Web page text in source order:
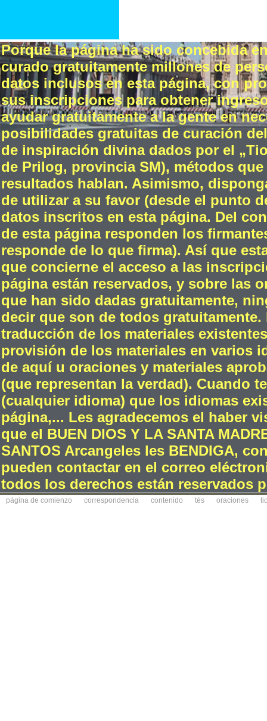
Porque la página ha sido concebida
curado gratuitamente millones de
datos inclusos en esta página, con
sus inscripciones para obtener
ayudar gratuitamente a la gente en
posibilidades gratuitas de curación
de inspiración divina dados por el
de Prilog, provincia SM), métodos
resultados hablan. Asimismo,
de utilizar a su favor (desde el punto
datos inscritos en esta página. Del
de esta página responden los
responde de lo que firma). Así que
que concierne el acceso a las
página están reservados, y sobre las
que han sido dadas gratuitamente,
decir que son de todos
traducción de los materiales
provisión de los materiales en varios
de aquí u oraciones y materiales
(que representan la verdad). Cuando
(cualquier idioma) que los idiomas
página,... Les agradecemos el haber
que el BUEN DIOS Y LA SANTA
SANTOS Arcangeles les BENDIGA,
pueden contactar en el correo
todos los derechos están reservados
página de comienzo correspondencia contenido tés oraciones